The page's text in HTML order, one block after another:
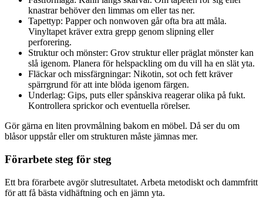
knastrar behöver den limmas om eller tas ner.
Tapettyp: Papper och nonwoven går ofta bra att måla.
Vinyltapet kräver extra grepp genom slipning eller
perforering.
Struktur och mönster: Grov struktur eller präglat mönster kan
slå igenom. Planera för helspackling om du vill ha en slät yta.
Fläckar och missfärgningar: Nikotin, sot och fett kräver
spärrgrund för att inte blöda igenom färgen.
Underlag: Gips, puts eller spånskiva reagerar olika på fukt.
Kontrollera sprickor och eventuella rörelser.
Gör gärna en liten provmålning bakom en möbel. Då ser du om
blåsor uppstår eller om strukturen måste jämnas mer.
Förarbete steg för steg
Ett bra förarbete avgör slutresultatet. Arbeta metodiskt och dammfritt
för att få bästa vidhäftning och en jämn yta.